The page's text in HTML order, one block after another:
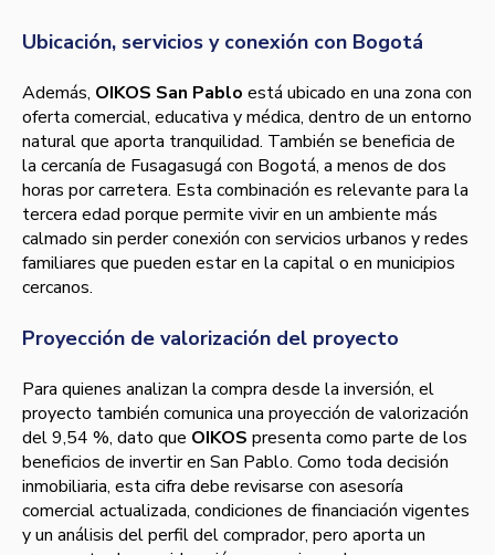
Ubicación, servicios y conexión con Bogotá
Además, OIKOS San Pablo está ubicado en una zona con
oferta comercial, educativa y médica, dentro de un entorno
natural que aporta tranquilidad. También se beneficia de
la cercanía de Fusagasugá con Bogotá, a menos de dos
horas por carretera. Esta combinación es relevante para la
tercera edad porque permite vivir en un ambiente más
calmado sin perder conexión con servicios urbanos y redes
familiares que pueden estar en la capital o en municipios
cercanos.
Proyección de valorización del proyecto
Para quienes analizan la compra desde la inversión, el
proyecto también comunica una proyección de valorización
del 9,54 %, dato que OIKOS presenta como parte de los
beneficios de invertir en San Pablo. Como toda decisión
inmobiliaria, esta cifra debe revisarse con asesoría
comercial actualizada, condiciones de financiación vigentes
y un análisis del perfil del comprador, pero aporta un